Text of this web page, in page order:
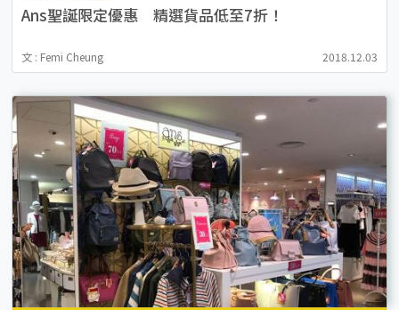
Ans聖誕限定優惠 精選貨品低至7折！
文 : Femi Cheung 2018.12.03